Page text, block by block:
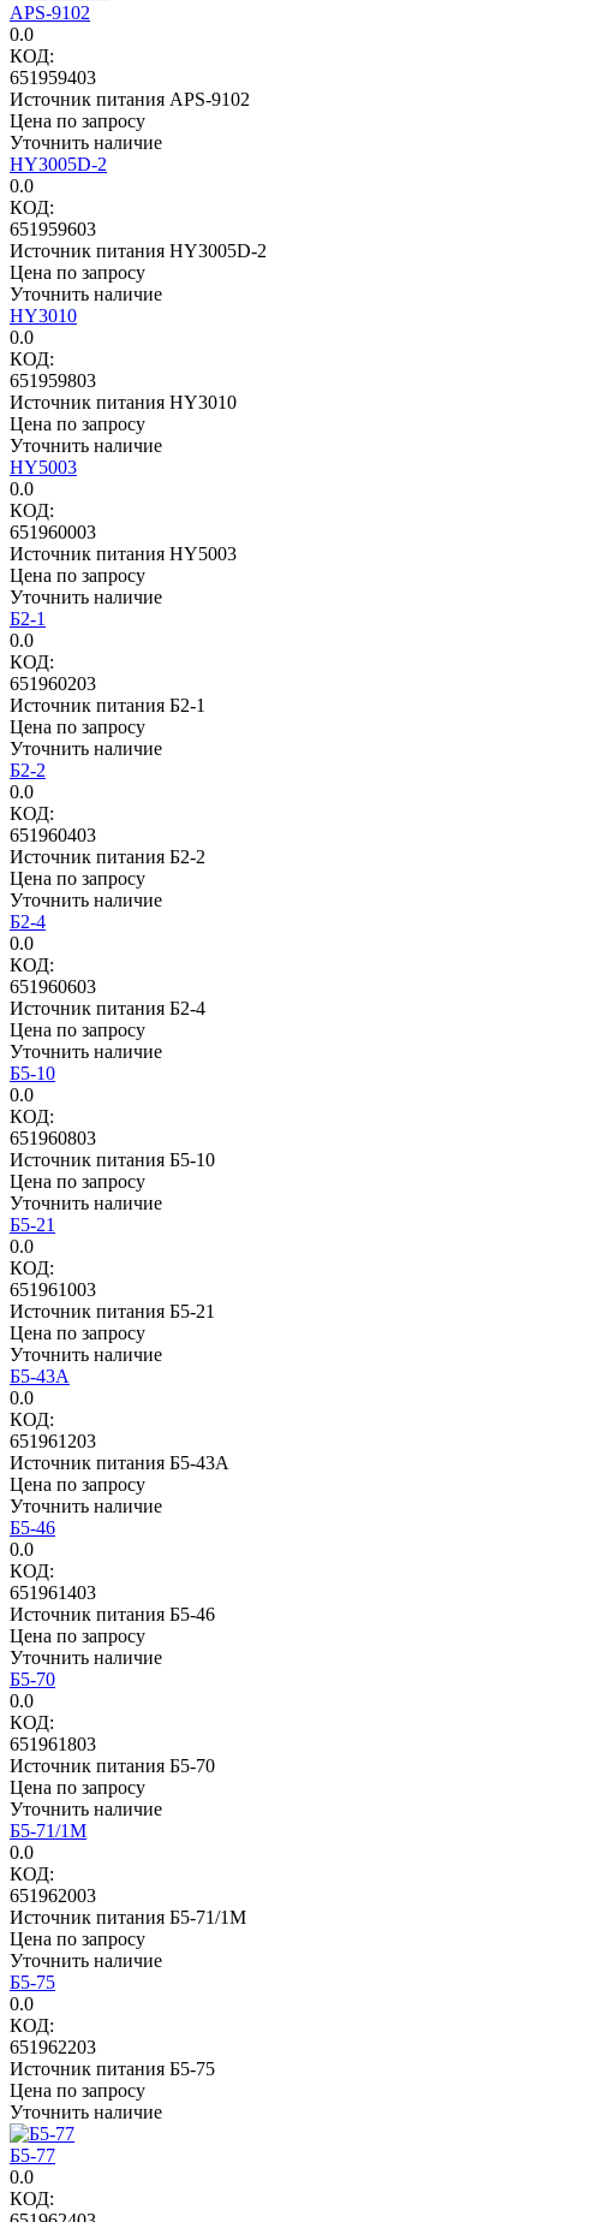
APS-9102
0.0
КОД:
651959403
Источник питания APS-9102
Цена по запросу
Уточнить наличие
HY3005D-2
0.0
КОД:
651959603
Источник питания HY3005D-2
Цена по запросу
Уточнить наличие
HY3010
0.0
КОД:
651959803
Источник питания HY3010
Цена по запросу
Уточнить наличие
HY5003
0.0
КОД:
651960003
Источник питания HY5003
Цена по запросу
Уточнить наличие
Б2-1
0.0
КОД:
651960203
Источник питания Б2-1
Цена по запросу
Уточнить наличие
Б2-2
0.0
КОД:
651960403
Источник питания Б2-2
Цена по запросу
Уточнить наличие
Б2-4
0.0
КОД:
651960603
Источник питания Б2-4
Цена по запросу
Уточнить наличие
Б5-10
0.0
КОД:
651960803
Источник питания Б5-10
Цена по запросу
Уточнить наличие
Б5-21
0.0
КОД:
651961003
Источник питания Б5-21
Цена по запросу
Уточнить наличие
Б5-43А
0.0
КОД:
651961203
Источник питания Б5-43А
Цена по запросу
Уточнить наличие
Б5-46
0.0
КОД:
651961403
Источник питания Б5-46
Цена по запросу
Уточнить наличие
Б5-70
0.0
КОД:
651961803
Источник питания Б5-70
Цена по запросу
Уточнить наличие
Б5-71/1М
0.0
КОД:
651962003
Источник питания Б5-71/1М
Цена по запросу
Уточнить наличие
Б5-75
0.0
КОД:
651962203
Источник питания Б5-75
Цена по запросу
Уточнить наличие
Б5-77
0.0
КОД: